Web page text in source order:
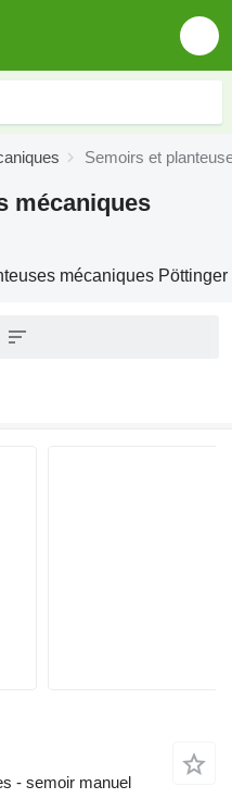
Semoirs et
mécaniques
mécaniques Pöttinger
- semoir manuel